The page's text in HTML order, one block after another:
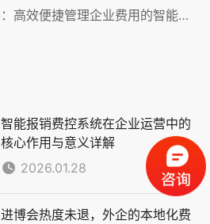
下一篇：企业报销软件：高效便捷管理企业费用的智能化解决方案
智能报销费控系统在企业运营中的
核心作用与意义详解
2026.01.28
进博会热度未退，外企的本地化费